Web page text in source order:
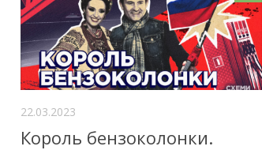
22.03.2023
Король бензоколонки.